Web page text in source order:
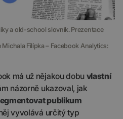
a old-school slovník. Prezentace
Filípka – Facebook Analytics:
má už nějakou dobu vlastní
názorně ukazoval, jak
publikum
vyvolává určitý typ